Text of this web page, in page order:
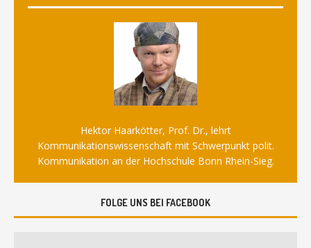
Hektor Haarkötter, Prof. Dr., lehrt
Kommunikationswissenschaft mit Schwerpunkt polit.
Kommunikation an der Hochschule Bonn Rhein-Sieg.
FOLGE UNS BEI FACEBOOK